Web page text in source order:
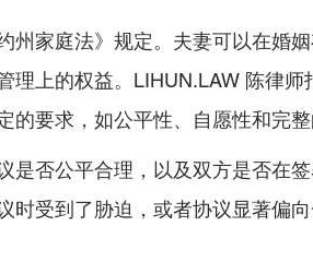
州家庭法》规定。夫妻可以在婚
理上的权益。LIHUN.LAW 陈律师
的要求，如公平性、自愿性和完
是否公平合理，以及双方是否在
时受到了胁迫，或者协议显著偏